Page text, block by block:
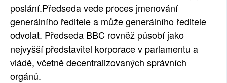
poslání.Předseda vede proces jmenování
generálního ředitele a může generálního ředitele
odvolat. Předseda BBC rovněž působí jako
nejvyšší představitel korporace v parlamentu a
vládě, včetně decentralizovaných správních
orgánů.